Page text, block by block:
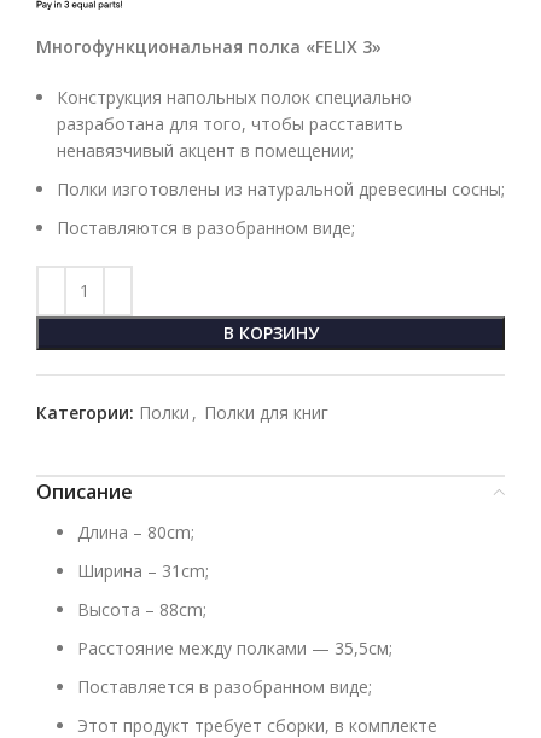
Многофункциональная полка «FELIX 3»
Конструкция напольных полок специально
разработана для того, чтобы расставить
ненавязчивый акцент в помещении;
Полки изготовлены из натуральной древесины сосны;
Поставляются в разобранном виде;
В КОРЗИНУ
Категории: Полки , Полки для книг
Описание
Длина – 80cm;
Ширина – 31cm;
Высота – 88cm;
Расстояние между полками — 35,5см;
Поставляется в разобранном виде;
Этот продукт требует сборки, в комплекте